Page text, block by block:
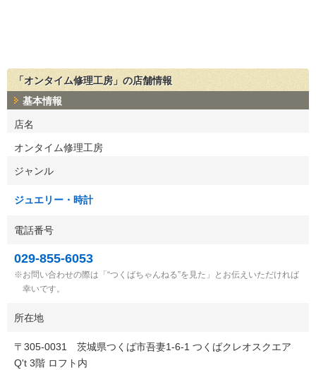
「オンタイム修理工房」の店舗情報
基本情報
店名
オンタイム修理工房
ジャンル
ジュエリー・時計
電話番号
029-855-6053
お問い合わせの際は「“つくばちゃんねる”を見た」とお伝えいただければ
幸いです。
所在地
〒 305-0031 茨城県つくば市吾妻1-6-1 つくばクレオスクエア
Q't 3階 ロフト内